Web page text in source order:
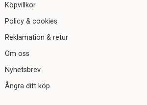
Köpvillkor
Policy & cookies
Reklamation & retur
Om oss
Nyhetsbrev
Ångra ditt köp